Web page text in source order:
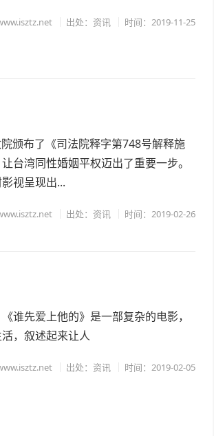
出处：资讯 时间：2019-11-25
颁布了《司法院释字第748号解释施
台湾同性婚姻平权迈出了重要一步。
视呈现出...
出处：资讯 时间：2019-02-26
谁先爱上他的》是一部复杂的电影，
，叙述起来让人
出处：资讯 时间：2019-02-05